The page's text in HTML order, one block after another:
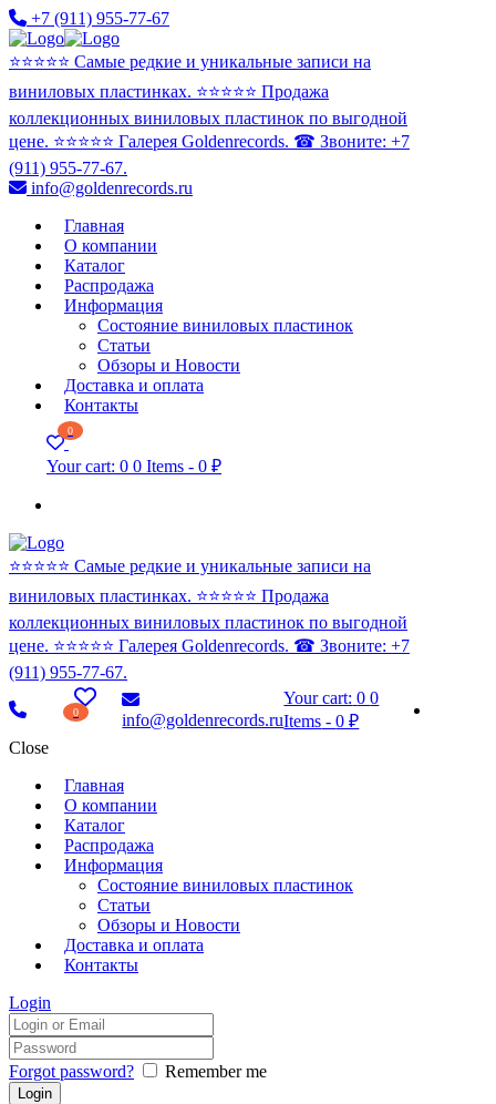
+7 (911) 955-77-67
⭐️⭐️⭐️⭐️⭐️ Самые редкие и уникальные записи на
виниловых пластинках. ⭐️⭐️⭐️⭐️⭐️ Продажа
коллекционных виниловых пластинок по выгодной
цене. ⭐️⭐️⭐️⭐️⭐️ Галерея Goldenrecords. ☎ Звоните: +7
(911) 955-77-67.
info@goldenrecords.ru
Главная
О компании
Каталог
Распродажа
Информация
Состояние виниловых пластинок
Статьи
Обзоры и Новости
Доставка и оплата
Контакты
0
Your cart: 0 0 Items - 0 ₽
⭐️⭐️⭐️⭐️⭐️ Самые редкие и уникальные записи на
виниловых пластинках. ⭐️⭐️⭐️⭐️⭐️ Продажа
коллекционных виниловых пластинок по выгодной
цене. ⭐️⭐️⭐️⭐️⭐️ Галерея Goldenrecords. ☎ Звоните: +7
(911) 955-77-67.
0 info@goldenrecords.ru
Your cart: 00
Items -0 ₽
Close
Главная
О компании
Каталог
Распродажа
Информация
Состояние виниловых пластинок
Статьи
Обзоры и Новости
Доставка и оплата
Контакты
Login
Forgot password? Remember me